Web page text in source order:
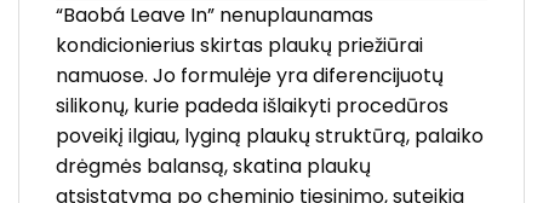
“Baobá Leave In” nenuplaunamas
kondicionierius skirtas plaukų priežiūrai
namuose. Jo formulėje yra diferencijuotų
silikonų, kurie padeda išlaikyti procedūros
poveikį ilgiau, lyginą plaukų struktūrą, palaiko
drėgmės balansą, skatina plaukų
atsistatymą po cheminio tiesinimo, suteikia